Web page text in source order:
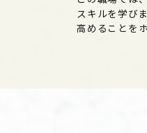
スキルを学び
高めることを